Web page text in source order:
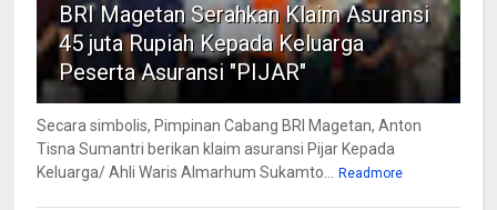
BRI Magetan Serahkan Klaim Asuransi
45 juta Rupiah Kepada Keluarga
Peserta Asuransi "PIJAR"
Secara simbolis, Pimpinan Cabang BRI Magetan, Anton
Tisna Sumantri berikan klaim asuransi Pijar Kepada
Keluarga/ Ahli Waris Almarhum Sukamto... Readmore